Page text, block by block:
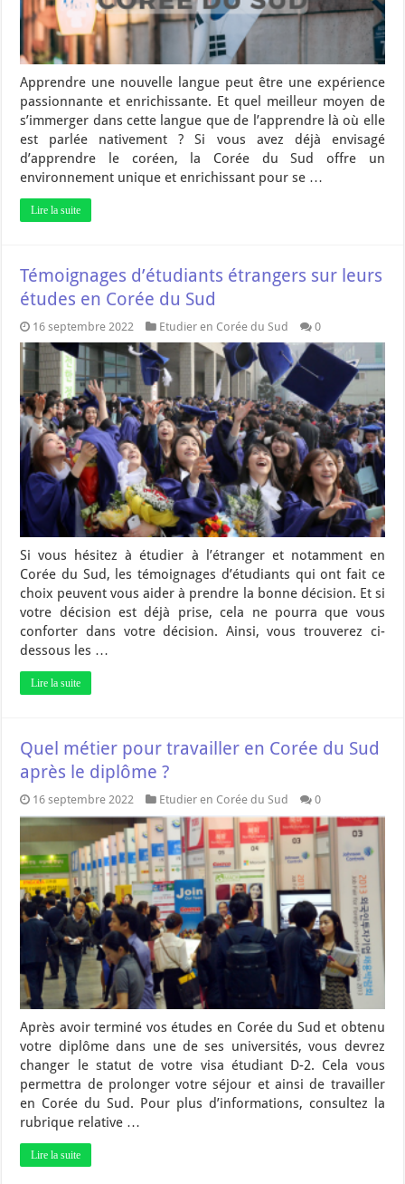
Apprendre une nouvelle langue peut être une expérience
passionnante et enrichissante. Et quel meilleur moyen de
s’immerger dans cette langue que de l’apprendre là où elle
est parlée nativement ? Si vous avez déjà envisagé
d’apprendre le coréen, la Corée du Sud offre un
environnement unique et enrichissant pour se …
Lire la suite
Témoignages d’étudiants étrangers sur leurs
études en Corée du Sud
16 septembre 2022 Etudier en Corée du Sud 0
Si vous hésitez à étudier à l’étranger et notamment en
Corée du Sud, les témoignages d’étudiants qui ont fait ce
choix peuvent vous aider à prendre la bonne décision. Et si
votre décision est déjà prise, cela ne pourra que vous
conforter dans votre décision. Ainsi, vous trouverez ci-
dessous les …
Lire la suite
Quel métier pour travailler en Corée du Sud
après le diplôme ?
16 septembre 2022 Etudier en Corée du Sud 0
Après avoir terminé vos études en Corée du Sud et obtenu
votre diplôme dans une de ses universités, vous devrez
changer le statut de votre visa étudiant D-2. Cela vous
permettra de prolonger votre séjour et ainsi de travailler
en Corée du Sud. Pour plus d’informations, consultez la
rubrique relative …
Lire la suite